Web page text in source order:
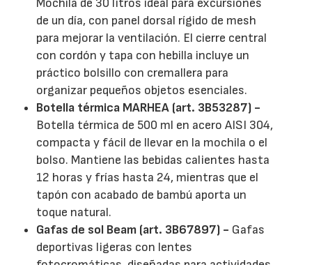
Mochila de 30 litros ideal para excursiones
de un día, con panel dorsal rígido de mesh
para mejorar la ventilación. El cierre central
con cordón y tapa con hebilla incluye un
práctico bolsillo con cremallera para
organizar pequeños objetos esenciales.
Botella térmica MARHEA (art. 3B53287) -
Botella térmica de 500 ml en acero AISI 304,
compacta y fácil de llevar en la mochila o el
bolso. Mantiene las bebidas calientes hasta
12 horas y frías hasta 24, mientras que el
tapón con acabado de bambú aporta un
toque natural.
Gafas de sol Beam (art. 3B67897) - Gafas
deportivas ligeras con lentes